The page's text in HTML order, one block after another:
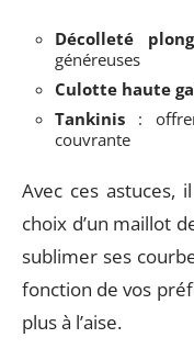
Décolleté
généreuses
Culotte haute
Tankinis :
couvrante
Avec ces astuces,
choix d’un maillot
sublimer ses
fonction de vos
plus à l’aise.